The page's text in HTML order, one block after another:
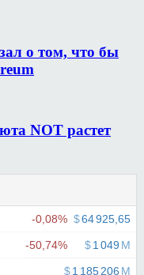
о том, что бы
NOT растет